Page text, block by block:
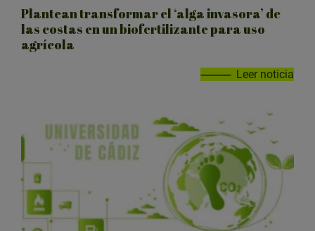
Plantean transformar el ‘alga invasora’ de
las costas en un biofertilizante para uso
agrícola
Leer noticia